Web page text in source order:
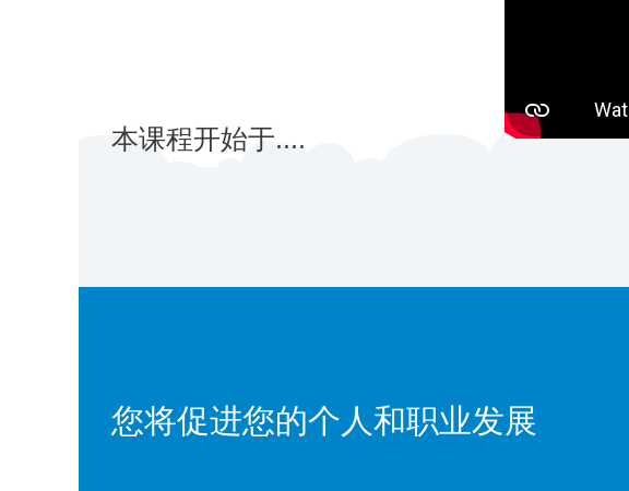
本课程开始于....
您将促进您的个人和职业发展